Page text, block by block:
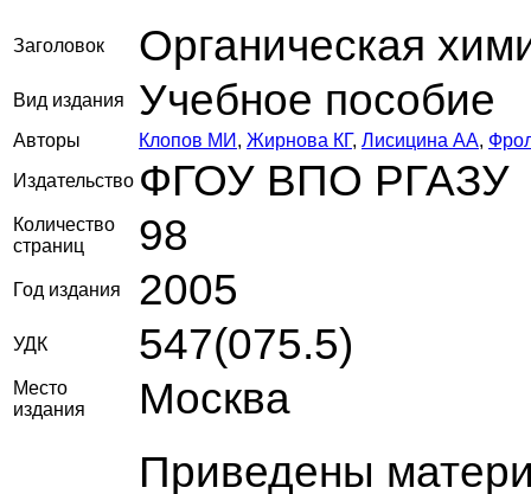
Заголовок Органическая
Вид издания Учебное пособие
Авторы Клопов МИ , Жирнова КГ, Лисицина АА,
Издательство ФГОУ ВПО РГАЗУ
Количество
страниц
98
Год издания 2005
УДК 547(075.5)
Место
издания
Москва
Приведены